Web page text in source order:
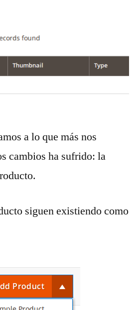
a lo que más nos
cambios ha sufrido: la
siguen existiendo como